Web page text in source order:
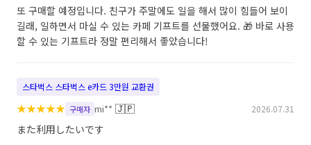
또 구매할 예정입니다. 친구가 주말에도 일을 해서 많이 힘들어 보이
길래, 일하면서 마실 수 있는 카페 기프트를 선물했어요. 🎁 바로 사용
할 수 있는 기프트라 정말 편리해서 좋았습니다!
스타벅스 스타벅스 e카드 3만원 교환권
★★★★★ 구매자 mi** 🇯🇵 2026.07.31
また利用したいです